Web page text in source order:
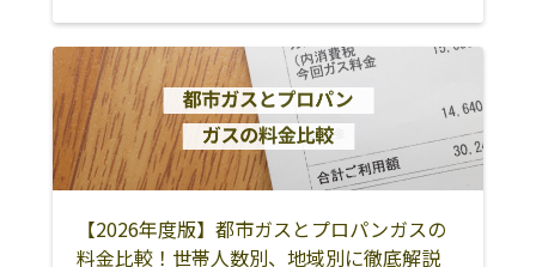
【2026年度版】都市ガスとプロパンガスの
料金比較！世帯人数別、地域別に徹底解説